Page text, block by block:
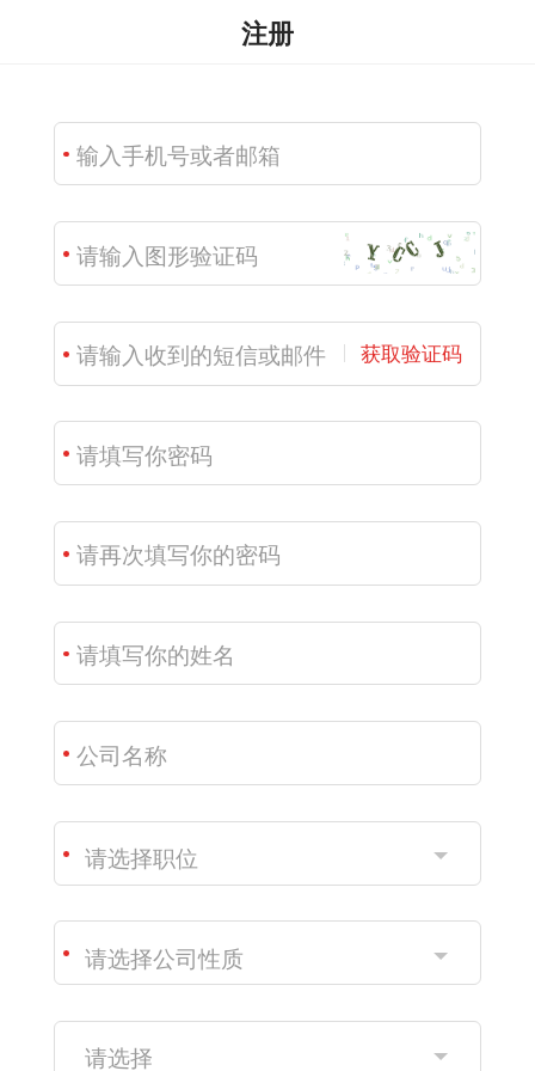
注册
获取验证码